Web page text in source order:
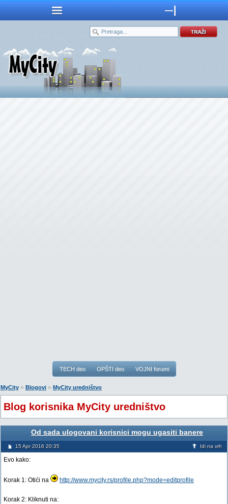
TECH deo OPŠTI deo VOJNI forumi
MyCity » Blogovi » MyCity uredništvo
Blog korisnika MyCity uredništvo
Od sada ulogovani korisnici mogu ugasiti banere
15 Apr 2016 20:35 Idi na vrh
Evo kako:
Korak 1: Otići na http://www.mycity.rs/profile.php?mode=editprofile
Korak 2: Kliknuti na: